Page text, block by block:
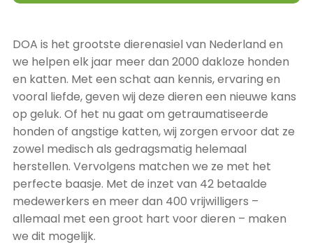
DOA is het grootste dierenasiel van Nederland en
we helpen elk jaar meer dan 2000 dakloze honden
en katten. Met een schat aan kennis, ervaring en
vooral liefde, geven wij deze dieren een nieuwe kans
op geluk. Of het nu gaat om getraumatiseerde
honden of angstige katten, wij zorgen ervoor dat ze
zowel medisch als gedragsmatig helemaal
herstellen. Vervolgens matchen we ze met het
perfecte baasje. Met de inzet van 42 betaalde
medewerkers en meer dan 400 vrijwilligers –
allemaal met een groot hart voor dieren – maken
we dit mogelijk.